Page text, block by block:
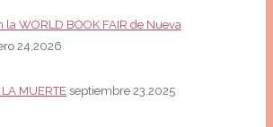
la WORLD BOOK FAIR de Nueva
24,2026
MUERTE septiembre 23,2025